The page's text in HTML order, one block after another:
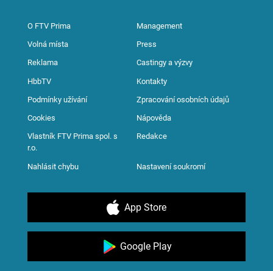
O FTV Prima Management
Volná místa Press
Reklama Castingy a výzvy
HbbTV Kontakty
Podmínky užívání Zpracování osobních údajů
Cookies Nápověda
Vlastník FTV Prima spol. s
r.o.
Redakce
Nahlásit chybu Nastavení soukromí
App Store
Google Play